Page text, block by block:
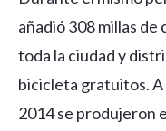
añadió 308 millas
toda la ciudad y
bicicleta gratuitos.
2014 se produjeron